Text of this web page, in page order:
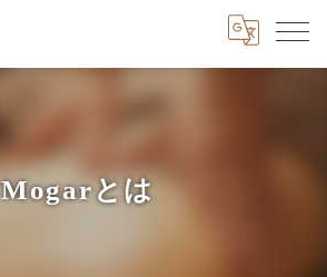
Mogarとは